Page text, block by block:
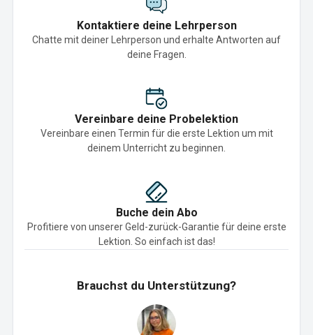
Kontaktiere deine Lehrperson
Chatte mit deiner Lehrperson und erhalte Antworten auf
deine Fragen.
Vereinbare deine Probelektion
Vereinbare einen Termin für die erste Lektion um mit
deinem Unterricht zu beginnen.
Buche dein Abo
Profitiere von unserer Geld-zurück-Garantie für deine erste
Lektion. So einfach ist das!
Brauchst du Unterstützung?